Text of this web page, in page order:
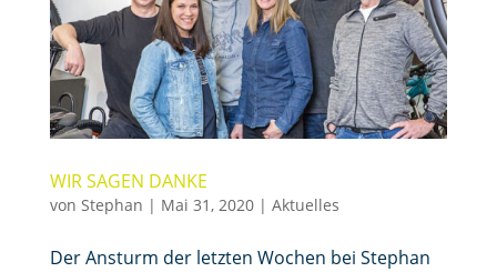
WIR SAGEN DANKE
von Stephan | Mai 31, 2020| Aktuelles
Der Ansturm der letzten Wochen bei Stephan